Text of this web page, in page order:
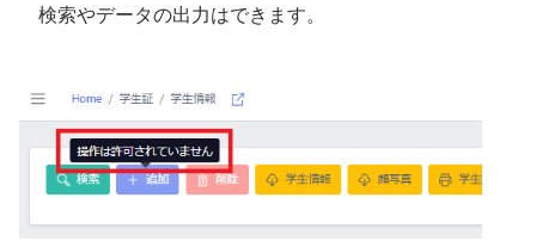
検索やデータの出力はできます。